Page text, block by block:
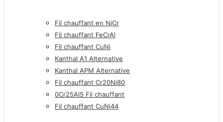
Fil chauffant en NiCr
Fil chauffant FeCrAl
Fil chauffant CuNi
Kanthal A1 Alternative
Kanthal APM Alternative
Fil chauffant Cr20Ni80
0Cr25Al5 Fil chauffant
Fil chauffant CuNi44